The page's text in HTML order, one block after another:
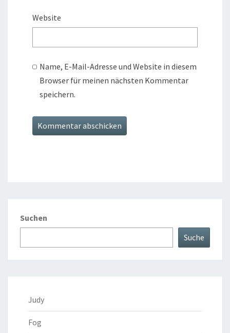
Website
Name, E-Mail-Adresse und Website in diesem
Browser für meinen nächsten Kommentar
speichern.
Suchen
Suche
Judy
Fog